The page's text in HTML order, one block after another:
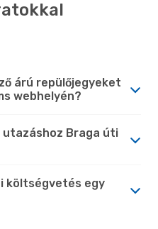
árú repülőjegyeket
webhelyén?
utazáshoz Braga úti
költségvetés egy